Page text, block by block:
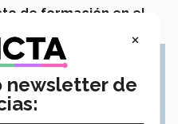
de formación en el
×
newsletter de